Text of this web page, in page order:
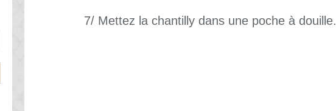
7/ Mettez la chantilly dans une poche à douille.